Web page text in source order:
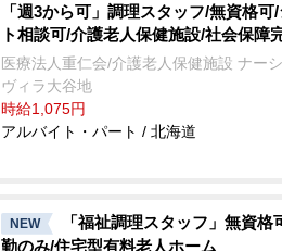
「週3から可」調理スタッフ/無資格可
ト相談可/介護老人保健施設/社会保障
医療法人重仁会/介護老人保健施設 ナー
ヴィラ大谷地
時給1,075円
アルバイト・パート / 北海道
NEW
「福祉調理スタッフ」無資格
勤のみ/住宅型有料老人ホーム